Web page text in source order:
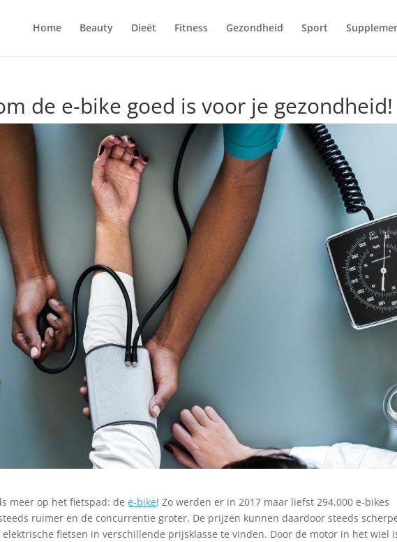
Home Beauty Dieët Fitness Gezondheid Sport
de e-bike goed is voor je gezondheid!
meer op het fietspad: dee-bike! Zo werden er in 2017 maar liefst 294.000 e-bikes
ruimer en de concurrentie groter. De prijzen kunnen daardoor steeds
fietsen in verschillende prijsklasse te vinden. Door de motor in het wiel